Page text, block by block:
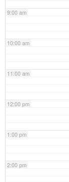
9:00 am
10:00 am
11:00 am
12:00 pm
1:00 pm
2:00 pm